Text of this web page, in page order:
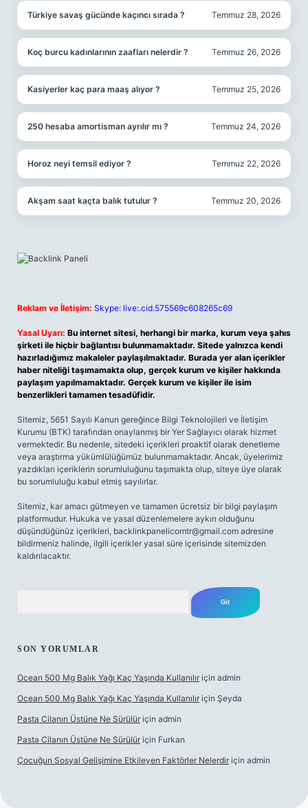
Türkiye savaş gücünde kaçıncı sırada ? Temmuz 28, 2026
Koç burcu kadınlarının zaafları nelerdir ? Temmuz 26, 2026
Kasiyerler kaç para maaş alıyor ? Temmuz 25, 2026
250 hesaba amortisman ayrılır mı ? Temmuz 24, 2026
Horoz neyi temsil ediyor ? Temmuz 22, 2026
Akşam saat kaçta balık tutulur ? Temmuz 20, 2026
Reklam ve İletişim: Skype: live:.cid.575569c608265c69
Yasal Uyarı: Bu internet sitesi, herhangi bir marka, kurum veya şahıs
şirketi ile hiçbir bağlantısı bulunmamaktadır. Sitede yalnızca kendi
hazırladığımız makaleler paylaşılmaktadır. Burada yer alan içerikler
haber niteliği taşımamakta olup, gerçek kurum ve kişiler hakkında
paylaşım yapılmamaktadır. Gerçek kurum ve kişiler ile isim
benzerlikleri tamamen tesadüfidir.
Sitemiz, 5651 Sayılı Kanun gereğince Bilgi Teknolojileri ve İletişim
Kurumu (BTK) tarafından onaylanmış bir Yer Sağlayıcı olarak hizmet
vermektedir. Bu nedenle, sitedeki içerikleri proaktif olarak denetleme
veya araştırma yükümlülüğümüz bulunmamaktadır. Ancak, üyelerimiz
yazdıkları içeriklerin sorumluluğunu taşımakta olup, siteye üye olarak
bu sorumluluğu kabul etmiş sayılırlar.
Sitemiz, kar amacı gütmeyen ve tamamen ücretsiz bir bilgi paylaşım
platformudur. Hukuka ve yasal düzenlemelere aykırı olduğunu
düşündüğünüz içerikleri, backlinkpanelicomtr@gmail.com adresine
bildirmeniz halinde, ilgili içerikler yasal süre içerisinde sitemizden
kaldırılacaktır.
SON YORUMLAR
Ocean 500 Mg Balık Yağı Kaç Yaşında Kullanılır için admin
Ocean 500 Mg Balık Yağı Kaç Yaşında Kullanılır için Şeyda
Pasta Cilanın Üstüne Ne Sürülür için admin
Pasta Cilanın Üstüne Ne Sürülür için Furkan
Çocuğun Sosyal Gelişimine Etkileyen Faktörler Nelerdir için admin